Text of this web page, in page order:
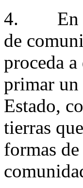
4. En
de
proceda
primar un
Estado,
tierras
formas